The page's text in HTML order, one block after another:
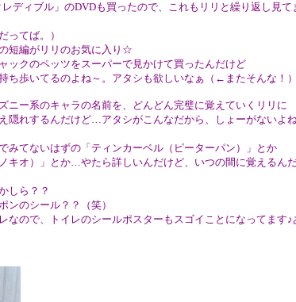
ディブル」のDVDも買ったので、これもリリと繰り返し見て
ってば。）
短編がリリのお気に入り☆
ックのペッツをスーパーで見かけて買ったんだけど
ち歩いてるのよね～。アタシも欲しいなぁ（←またそんな！）
ニー系のキャラの名前を、どんどん完璧に覚えていくリリに
隠れするんだけど…アタシがこんなだから、しょーがないよね
みてないはずの「ティンカーベル（ピーターパン）」とか
キオ）」とか…やたら詳しいんだけど、いつの間に覚えるん
しら？？
ンのシール？？（笑）
なので、トイレのシールポスターもスゴイことになってます♪